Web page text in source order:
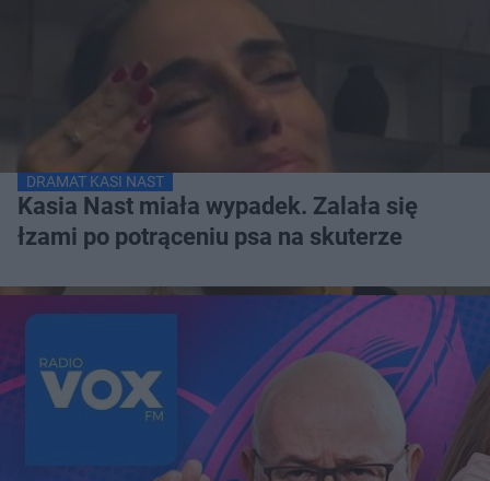
DRAMAT KASI NAST
Kasia Nast miała wypadek. Zalała się
łzami po potrąceniu psa na skuterze